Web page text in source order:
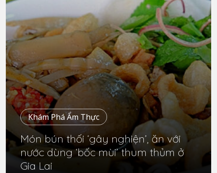
Khám Phá Ẩm Thực
Món bún thối ‘gây nghiện’, ăn với
nước dùng ‘bốc mùi’ thum thủm ở
Gia Lai